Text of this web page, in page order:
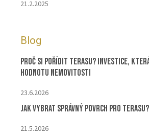
21.2.2025
Blog
Proč si pořídit terasu? Investice, která
hodnotu nemovitosti
23.6.2026
Jak vybrat správný povrch pro terasu?
21.5.2026